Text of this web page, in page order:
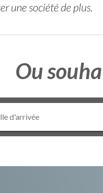
une société de plus.
Ou